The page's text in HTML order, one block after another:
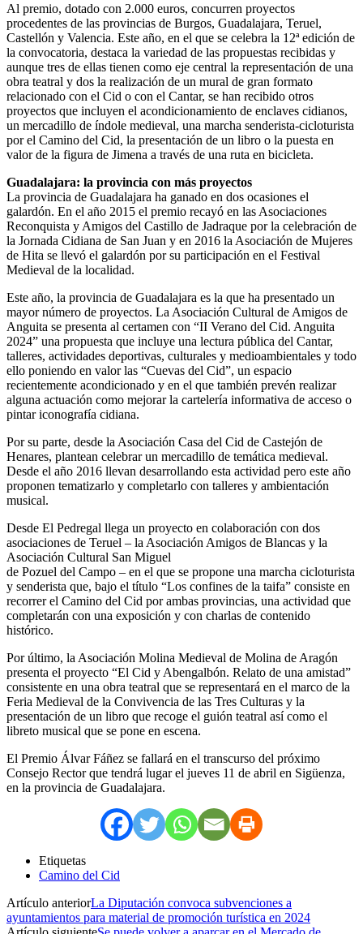
Al premio, dotado con 2.000 euros, concurren proyectos
procedentes de las provincias de Burgos, Guadalajara, Teruel,
Castellón y Valencia. Este año, en el que se celebra la 12ª edición de
la convocatoria, destaca la variedad de las propuestas recibidas y
aunque tres de ellas tienen como eje central la representación de una
obra teatral y dos la realización de un mural de gran formato
relacionado con el Cid o con el Cantar, se han recibido otros
proyectos que incluyen el acondicionamiento de enclaves cidianos,
un mercadillo de índole medieval, una marcha senderista-cicloturista
por el Camino del Cid, la presentación de un libro o la puesta en
valor de la figura de Jimena a través de una ruta en bicicleta.
Guadalajara: la provincia con más proyectos
La provincia de Guadalajara ha ganado en dos ocasiones el
galardón. En el año 2015 el premio recayó en las Asociaciones
Reconquista y Amigos del Castillo de Jadraque por la celebración de
la Jornada Cidiana de San Juan y en 2016 la Asociación de Mujeres
de Hita se llevó el galardón por su participación en el Festival
Medieval de la localidad.
Este año, la provincia de Guadalajara es la que ha presentado un
mayor número de proyectos. La Asociación Cultural de Amigos de
Anguita se presenta al certamen con “II Verano del Cid. Anguita
2024” una propuesta que incluye una lectura pública del Cantar,
talleres, actividades deportivas, culturales y medioambientales y todo
ello poniendo en valor las “Cuevas del Cid”, un espacio
recientemente acondicionado y en el que también prevén realizar
alguna actuación como mejorar la cartelería informativa de acceso o
pintar iconografía cidiana.
Por su parte, desde la Asociación Casa del Cid de Castejón de
Henares, plantean celebrar un mercadillo de temática medieval.
Desde el año 2016 llevan desarrollando esta actividad pero este año
proponen tematizarlo y completarlo con talleres y ambientación
musical.
Desde El Pedregal llega un proyecto en colaboración con dos
asociaciones de Teruel – la Asociación Amigos de Blancas y la
Asociación Cultural San Miguel
de Pozuel del Campo – en el que se propone una marcha cicloturista
y senderista que, bajo el título “Los confines de la taifa” consiste en
recorrer el Camino del Cid por ambas provincias, una actividad que
completarán con una exposición y con charlas de contenido
histórico.
Por último, la Asociación Molina Medieval de Molina de Aragón
presenta el proyecto “El Cid y Abengalbón. Relato de una amistad”
consistente en una obra teatral que se representará en el marco de la
Feria Medieval de la Convivencia de las Tres Culturas y la
presentación de un libro que recoge el guión teatral así como el
libreto musical que se pone en escena.
El Premio Álvar Fáñez se fallará en el transcurso del próximo
Consejo Rector que tendrá lugar el jueves 11 de abril en Sigüenza,
en la provincia de Guadalajara.
Etiquetas
Camino del Cid
Artículo anteriorLa Diputación convoca subvenciones a
ayuntamientos para material de promoción turística en 2024